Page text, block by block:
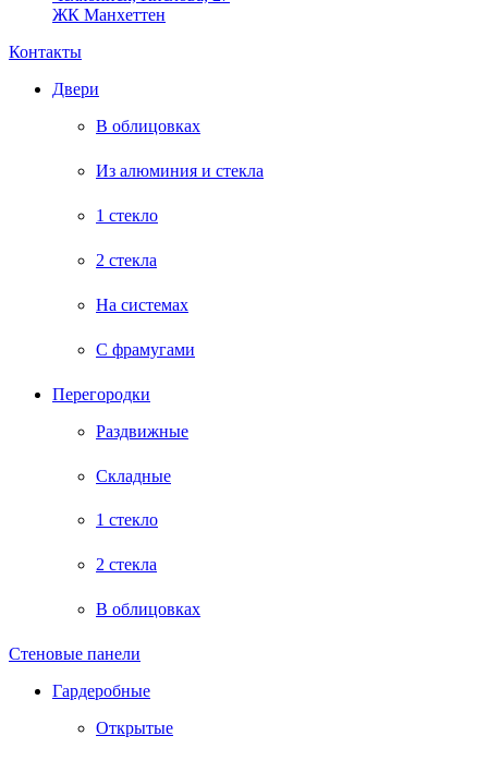
ЖК Манхеттен
Контакты
Двери
В облицовках
Из алюминия и стекла
1 стекло
2 стекла
На системах
С фрамугами
Перегородки
Раздвижные
Складные
1 стекло
2 стекла
В облицовках
Стеновые панели
Гардеробные
Открытые